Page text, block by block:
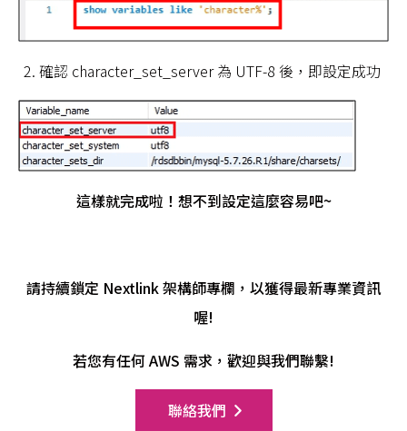
2. 確認 character_set_server 為 UTF-8 後，即設定成功
這樣就完成啦！想不到設定這麼容易吧~
請持續鎖定 Nextlink 架構師專欄，以獲得最新專業資訊
喔!
若您有任何 AWS 需求，歡迎與我們聯繫!
聯絡我們